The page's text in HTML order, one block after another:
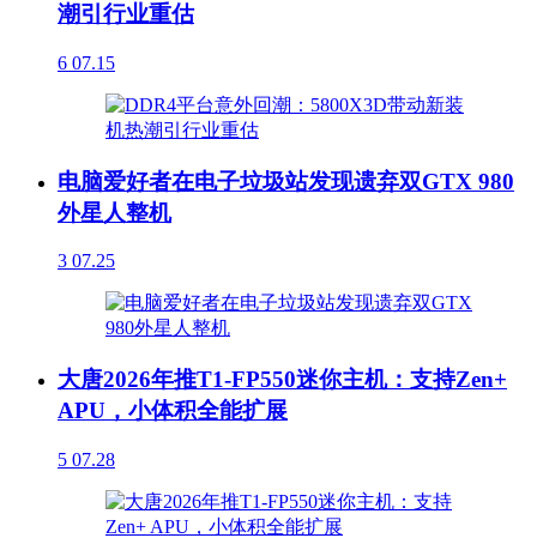
潮引行业重估
6 07.15
电脑爱好者在电子垃圾站发现遗弃双GTX 980
外星人整机
3 07.25
大唐2026年推T1-FP550迷你主机：支持Zen+
APU，小体积全能扩展
5 07.28